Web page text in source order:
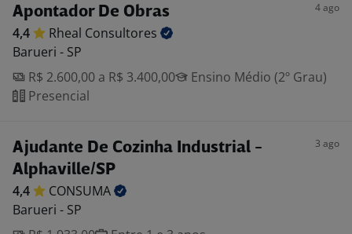
Apontador De Obras 4 ago
4,4 Rheal Consultores
Barueri - SP
R$ 2.600,00 a R$ 3.400,00
Ensino Médio (2º Grau)
Presencial
Ajudante De Cozinha Industrial -
Alphaville/SP
3 ago
4,4
CONSUMA
Barueri - SP